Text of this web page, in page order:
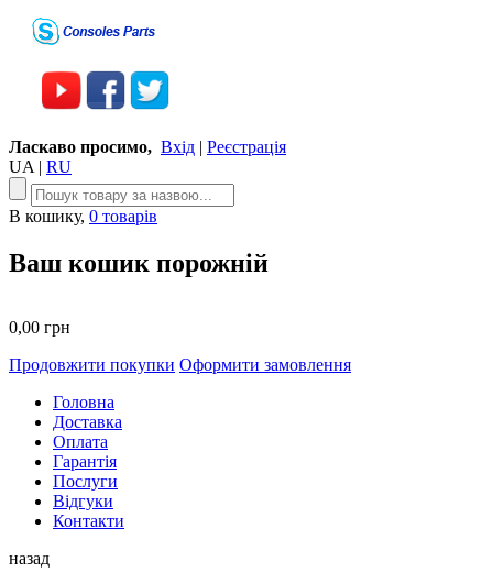
Ласкаво просимо, Вхід | Реєстрація
UA | RU
В кошику, 0 товарів
Ваш кошик порожній
0,00 грн
Продовжити покупки Оформити замовлення
Головна
Доставка
Оплата
Гарантія
Послуги
Відгуки
Контакти
назад